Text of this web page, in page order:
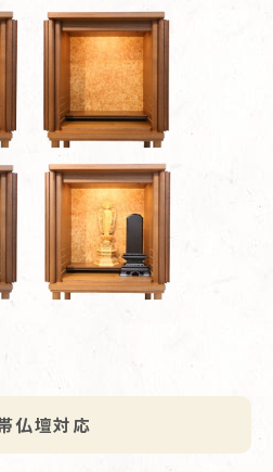
仏壇対応